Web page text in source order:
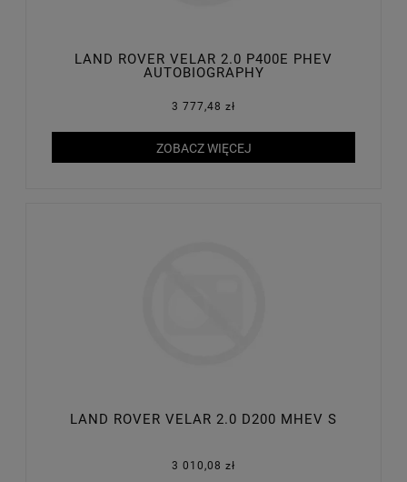
LAND ROVER VELAR 2.0 P400E PHEV
AUTOBIOGRAPHY
3 777,48 zł
ZOBACZ WIĘCEJ
LAND ROVER VELAR 2.0 D200 MHEV S
3 010,08 zł